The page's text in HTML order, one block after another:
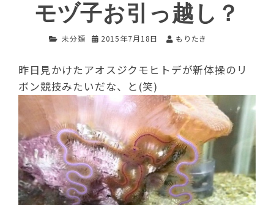
モヅ子お引っ越し？
未分類 2015年7月18日 もりたき
昨日見かけたアオスジクモヒトデが新体操のリ
ボン競技みたいだな、と(笑)